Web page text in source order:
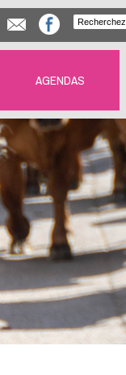
AGENDAS